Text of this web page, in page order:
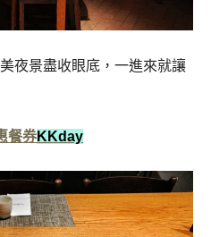
夜景盡收眼底，一進來就讓
餐券K Kday